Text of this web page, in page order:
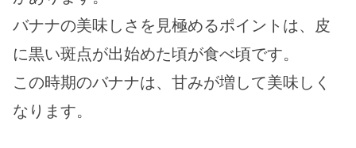
バナナの美味しさを見極めるポイントは、皮
に黒い斑点が出始めた頃が食べ頃です。
この時期のバナナは、甘みが増して美味しく
なります。